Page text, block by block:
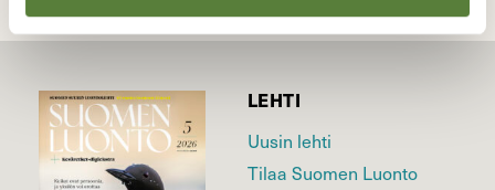
LEHTI
Uusin lehti
Tilaa Suomen Luonto